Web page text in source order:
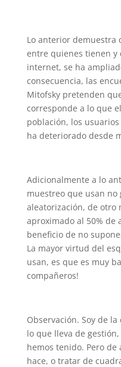
Lo anterior demuestra
entre quienes tienen
internet, se ha
consecuencia, las
Mitofsky pretenden
corresponde a lo que
población, los
ha deteriorado desde
Adicionalmente a lo
muestreo que usan no
aleatorización, de otro
aproximado al 50% de
beneficio de no
La mayor virtud del
usan, es que es muy
compañeros!
Observación. Soy de
lo que lleva de
hemos tenido. Pero
hace, o tratar de